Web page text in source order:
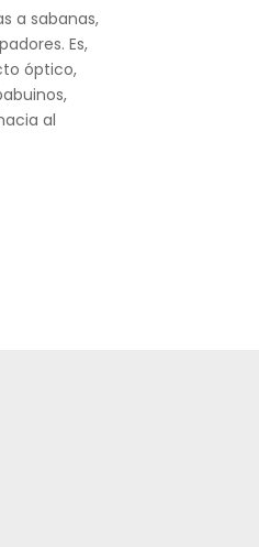
a sabanas,
Es,
óptico,
al